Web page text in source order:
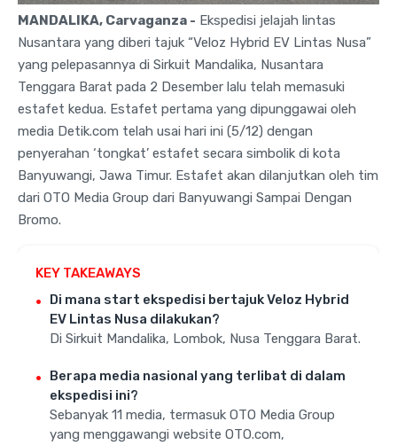
MANDALIKA, Carvaganza - Ekspedisi jelajah lintas
Nusantara yang diberi tajuk “Veloz Hybrid EV Lintas Nusa”
yang pelepasannya di Sirkuit Mandalika, Nusantara
Tenggara Barat pada 2 Desember lalu telah memasuki
estafet kedua. Estafet pertama yang dipunggawai oleh
media Detik.com telah usai hari ini (5/12) dengan
penyerahan ‘tongkat’ estafet secara simbolik di kota
Banyuwangi, Jawa Timur. Estafet akan dilanjutkan oleh tim
dari OTO Media Group dari Banyuwangi Sampai Dengan
Bromo.
KEY TAKEAWAYS
Di mana start ekspedisi bertajuk Veloz Hybrid
EV Lintas Nusa dilakukan?
Di Sirkuit Mandalika, Lombok, Nusa Tenggara Barat.
Berapa media nasional yang terlibat di dalam
ekspedisi ini?
Sebanyak 11 media, termasuk OTO Media Group
yang menggawangi website OTO.com,